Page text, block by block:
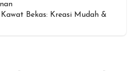
Bekas: Kreasi Mudah &